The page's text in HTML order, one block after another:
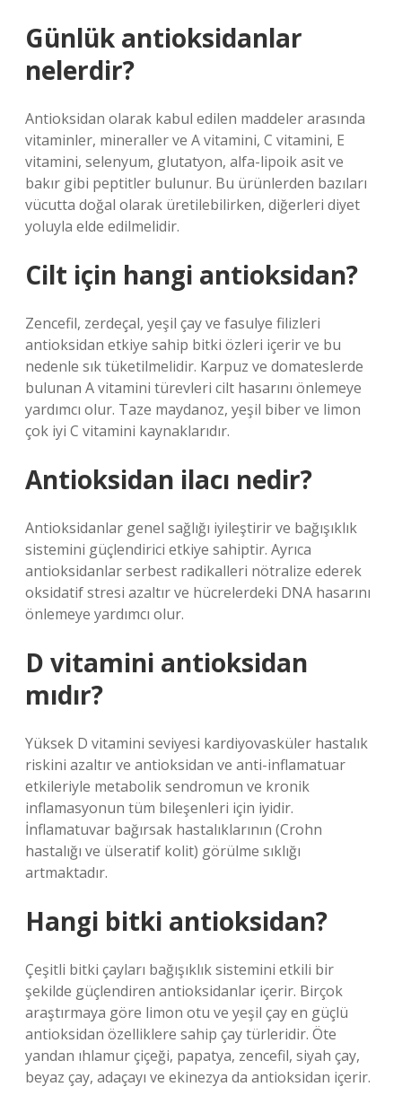
Günlük antioksidanlar
nelerdir?
Antioksidan olarak kabul edilen maddeler arasında
vitaminler, mineraller ve A vitamini, C vitamini, E
vitamini, selenyum, glutatyon, alfa-lipoik asit ve
bakır gibi peptitler bulunur. Bu ürünlerden bazıları
vücutta doğal olarak üretilebilirken, diğerleri diyet
yoluyla elde edilmelidir.
Cilt için hangi antioksidan?
Zencefil, zerdeçal, yeşil çay ve fasulye filizleri
antioksidan etkiye sahip bitki özleri içerir ve bu
nedenle sık tüketilmelidir. Karpuz ve domateslerde
bulunan A vitamini türevleri cilt hasarını önlemeye
yardımcı olur. Taze maydanoz, yeşil biber ve limon
çok iyi C vitamini kaynaklarıdır.
Antioksidan ilacı nedir?
Antioksidanlar genel sağlığı iyileştirir ve bağışıklık
sistemini güçlendirici etkiye sahiptir. Ayrıca
antioksidanlar serbest radikalleri nötralize ederek
oksidatif stresi azaltır ve hücrelerdeki DNA hasarını
önlemeye yardımcı olur.
D vitamini antioksidan
mıdır?
Yüksek D vitamini seviyesi kardiyovasküler hastalık
riskini azaltır ve antioksidan ve anti-inflamatuar
etkileriyle metabolik sendromun ve kronik
inflamasyonun tüm bileşenleri için iyidir.
İnflamatuvar bağırsak hastalıklarının (Crohn
hastalığı ve ülseratif kolit) görülme sıklığı
artmaktadır.
Hangi bitki antioksidan?
Çeşitli bitki çayları bağışıklık sistemini etkili bir
şekilde güçlendiren antioksidanlar içerir. Birçok
araştırmaya göre limon otu ve yeşil çay en güçlü
antioksidan özelliklere sahip çay türleridir. Öte
yandan ıhlamur çiçeği, papatya, zencefil, siyah çay,
beyaz çay, adaçayı ve ekinezya da antioksidan içerir.